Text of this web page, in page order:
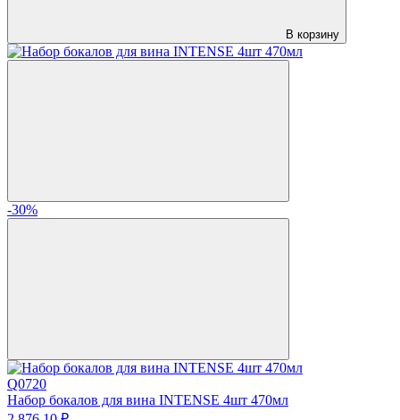
В корзину
-30%
Q0720
Набор бокалов для вина INTENSE 4шт 470мл